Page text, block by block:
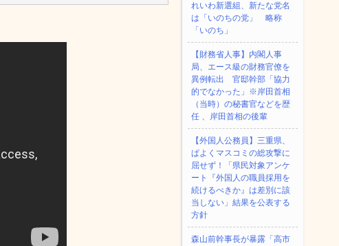
れいわ新選組、新たな党名
は「いのちの党」 略称
「いのち」
【財務省人事】内閣人事
局、エース級の財務官僚を
異例転出 官邸幹部「協力
的でなかった」※岸田首相
（当時）の秘書官などを歴
任 、岸田首相の後輩
【外国人公務員】三重県、
ぱよくマスコミの総攻撃に
屈せず！「県民対象アンケ
ート『外国人の職員採用を
続けるべきか』は差別に該
当しない」結果を公表する
方針
森山前幹事長が暴露「高市